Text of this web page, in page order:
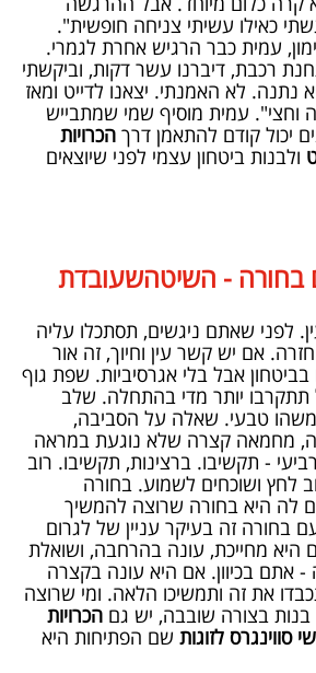
כאילו עשיתי צניחה חופשית".
עמית כבר הרגיש אחרת לגמרי.
רכבת, דיברנו עשר דקות, וביקשתי
לא האמנתי. יצאנו לדייט ומאז
וחצי". עמית מוסיף שמי שמתבייש
יכול קודם להתאמן דרך הכרויות
ולבנות ביטחון עצמי לפני שיוצאים
בחורה - השיטהשעובדת
לפני שאתם ניגשים, תסתכלו עליה
אם יש קשר עין וחיוך, זה אור
אבל בלי אגרסיביות. שפת גוף
תתקרבו יותר מדי בהתחלה. שלב
טבעי. שאלה על הסביבה,
מחמאה קצרה שלא נוגעת במראה
- תקשיבו. ברצינות, תקשיבו. רוב
לחץ ושוכחים לשמוע. בחורה
לה היא בחורה שרוצה להמשיך
בחורה זה בעיקר עניין של לגרום
היא מחייכת, עונה בהרחבה, ושואלת
אתם בכיוון. אם היא עונה בקצרה
את זה ותמשיכו הלאה. ומי שרוצה
בצורה שובבה, יש גם הכרויות
סווינגרס לזוגות שם הפתיחות היא